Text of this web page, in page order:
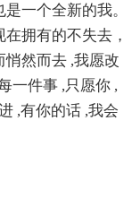
一个全新的我。
拥有的不失去，
然而去 ,我愿改
一件事 ,只愿你 ,
,有你的话 ,我会